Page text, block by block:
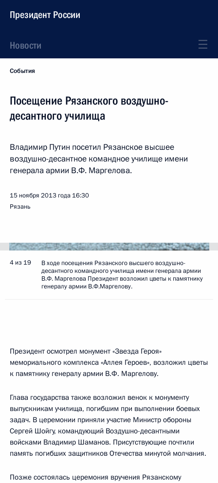
Президент России
Новости
События
Посещение Рязанского воздушно-
десантного училища
Владимир Путин посетил Рязанское высшее
воздушно-десантное командное училище имени
генерала армии В.Ф. Маргелова.
15 ноября 2013 года 16:30
Рязань
4 из 19
В ходе посещения Рязанского высшего воздушно-
десантного командного училища имени генерала армии
В.Ф. Маргелова Президент возложил цветы к памятнику
генералу армии В.Ф.Маргелову.
Президент осмотрел монумент «Звезда Героя»
мемориального комплекса «Аллея Героев», возложил цветы
к памятнику генералу армии В.Ф. Маргелову.
Глава государства также возложил венок к монументу
выпускникам училища, погибшим при выполнении боевых
задач. В церемонии приняли участие Министр обороны
Сергей Шойгу, командующий Воздушно-десантными
войсками Владимир Шаманов. Присутствующие почтили
память погибших защитников Отечества минутой молчания.
Позже состоялась церемония вручения Рязанскому